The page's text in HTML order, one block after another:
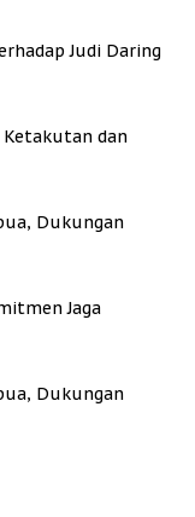
Judi Daring
Ketakutan dan
Dukungan
Jaga
Dukungan